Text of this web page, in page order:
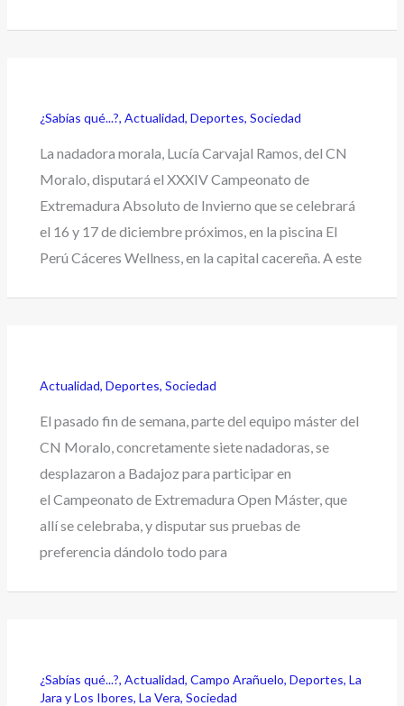
¿Sabías qué...?,Actualidad,Deportes,Sociedad
La nadadora morala, Lucía Carvajal Ramos, del CN
Moralo, disputará el XXXIV Campeonato de
Extremadura Absoluto de Invierno que se celebrará
el 16 y 17 de diciembre próximos, en la piscina El
Perú Cáceres Wellness, en la capital cacereña. A este
Actualidad,Deportes,Sociedad
El pasado fin de semana, parte del equipo máster del
CN Moralo, concretamente siete nadadoras, se
desplazaron a Badajoz para participar en
el Campeonato de Extremadura Open Máster, que
allí se celebraba, y disputar sus pruebas de
preferencia dándolo todo para
¿Sabías qué...?,Actualidad,Campo Arañuelo,Deportes,La
Jara y Los Ibores,La Vera,Sociedad